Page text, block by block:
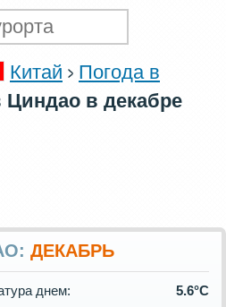
Китай
Погода в
Циндао в декабре
ДЕКАБРЬ
днем:
5.6°C